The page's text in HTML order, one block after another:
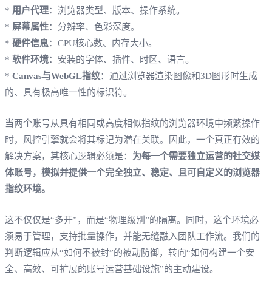
* 用户代理：浏览器类型、版本、操作系统。
* 屏幕属性：分辨率、色彩深度。
* 硬件信息：CPU核心数、内存大小。
* 软件环境：安装的字体、插件、时区、语言。
* Canvas与WebGL指纹：通过浏览器渲染图像和3D图形时生成
的、具有极高唯一性的标识符。
当两个账号从具有相同或高度相似指纹的浏览器环境中频繁操作
时，风控引擎就会将其标记为潜在关联。因此，一个真正有效的
解决方案，其核心逻辑必须是： 为每一个需要独立运营的社交媒
体账号，模拟并提供一个完全独立、稳定、且可自定义的浏览器
指纹环境。
这不仅仅是“多开”，而是“物理级别”的隔离。同时，这个环境必
须易于管理，支持批量操作，并能无缝融入团队工作流。我们的
判断逻辑应从“如何不被封”的被动防御，转向“如何构建一个安
全、高效、可扩展的账号运营基础设施”的主动建设。